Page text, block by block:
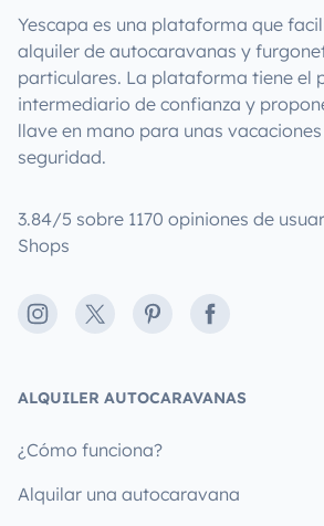
Yescapa es una plataforma que
alquiler de autocaravanas y
particulares. La plataforma tiene el
intermediario de confianza y
llave en mano para unas
seguridad.
3.84/5 sobre 1170 opiniones de
Shops
Instagram
X PinterestFacebook
ALQUILER AUTOCARAVANAS
¿Cómo funciona?
Alquilar una autocaravana